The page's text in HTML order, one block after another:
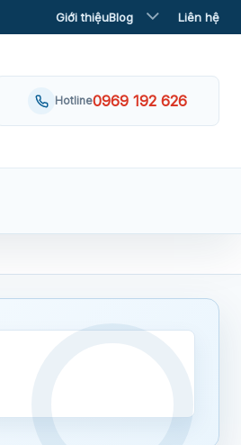
Giới thiệuBlog Liên hệ
Hotline0969 192 626